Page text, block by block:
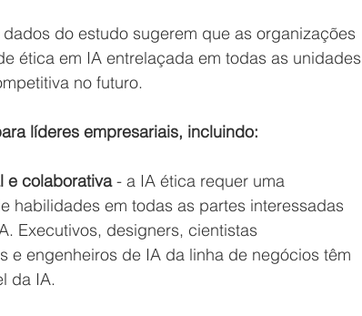
do estudo sugerem que as organizações
ética em IA entrelaçada em todas as unidades
no futuro.
líderes empresariais, incluindo:
e colaborativa - a IA ética requer uma
habilidades em todas as partes interessadas
Executivos, designers, cientistas
e engenheiros de IA da linha de negócios têm
da IA.